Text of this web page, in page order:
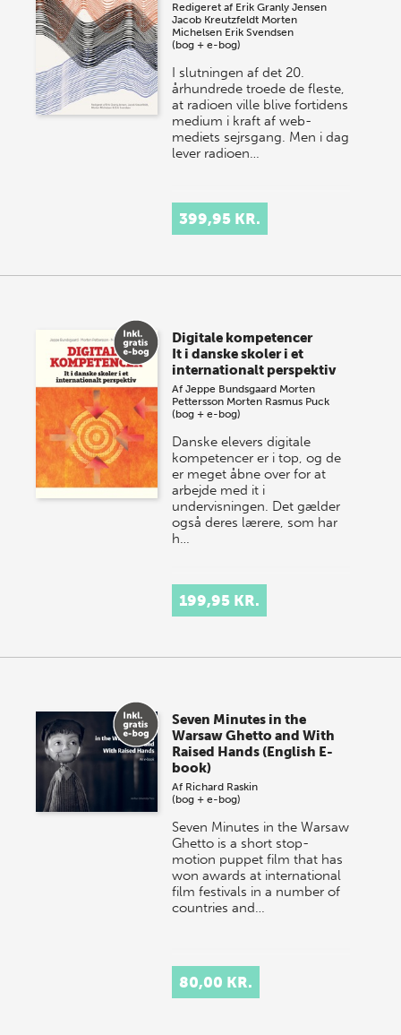
Redigeret af Erik Granly Jensen
Jacob Kreutzfeldt Morten
Michelsen Erik Svendsen
(bog + e-bog)
I slutningen af det 20.
århundrede troede de fleste,
at radioen ville blive fortidens
medium i kraft af web-
mediets sejrsgang. Men i dag
lever radioen…
399,95 KR.
Digitale kompetencer
It i danske skoler i et
internationalt perspektiv
AfJeppe Bundsgaard Morten
Pettersson Morten Rasmus Puck
(bog + e-bog)
Danske elevers digitale
kompetencer er i top, og de
er meget åbne over for at
arbejde med it i
undervisningen. Det gælder
også deres lærere, som har
h…
199,95 KR.
Seven Minutes in the
Warsaw Ghetto and With
Raised Hands (English E-
book)
Af Richard Raskin
(bog + e-bog)
Seven Minutes in the Warsaw
Ghetto is a short stop-
motion puppet film that has
won awards at international
film festivals in a number of
countries and…
80,00 KR.